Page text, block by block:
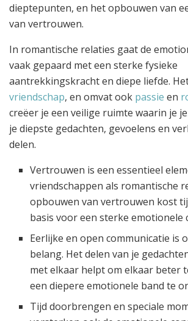
dieptepunten, en het opbouwen van
van vertrouwen.
In romantische relaties gaat de
vaak gepaard met een sterke fysieke
aantrekkingskracht en diepe liefde.
vriendschap, en omvat ook passie en
creëer je een veilige ruimte waarin je
je diepste gedachten, gevoelens en
delen.
Vertrouwen is een essentieel
vriendschappen als romantische
opbouwen van vertrouwen kost
basis voor een sterke emotionele
Eerlijke en open communicatie is
belang. Het delen van je
met elkaar helpt om elkaar beter
een diepere emotionele band te
Tijd doorbrengen en speciale